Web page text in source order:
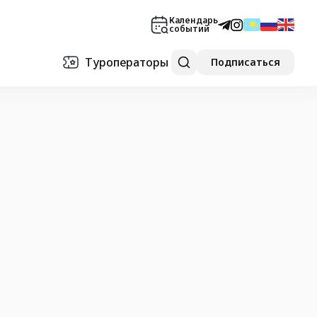
Календарь
событий
Туроператоры Подписаться